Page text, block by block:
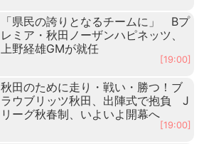
「県民の誇りとなるチームに」 Bプ
レミア・秋田ノーザンハピネッツ、
上野経雄GMが就任
[19:00]
秋田のために走り・戦い・勝つ！ブ
ラウブリッツ秋田、出陣式で抱負 J
リーグ秋春制、いよいよ開幕へ
[19:00]